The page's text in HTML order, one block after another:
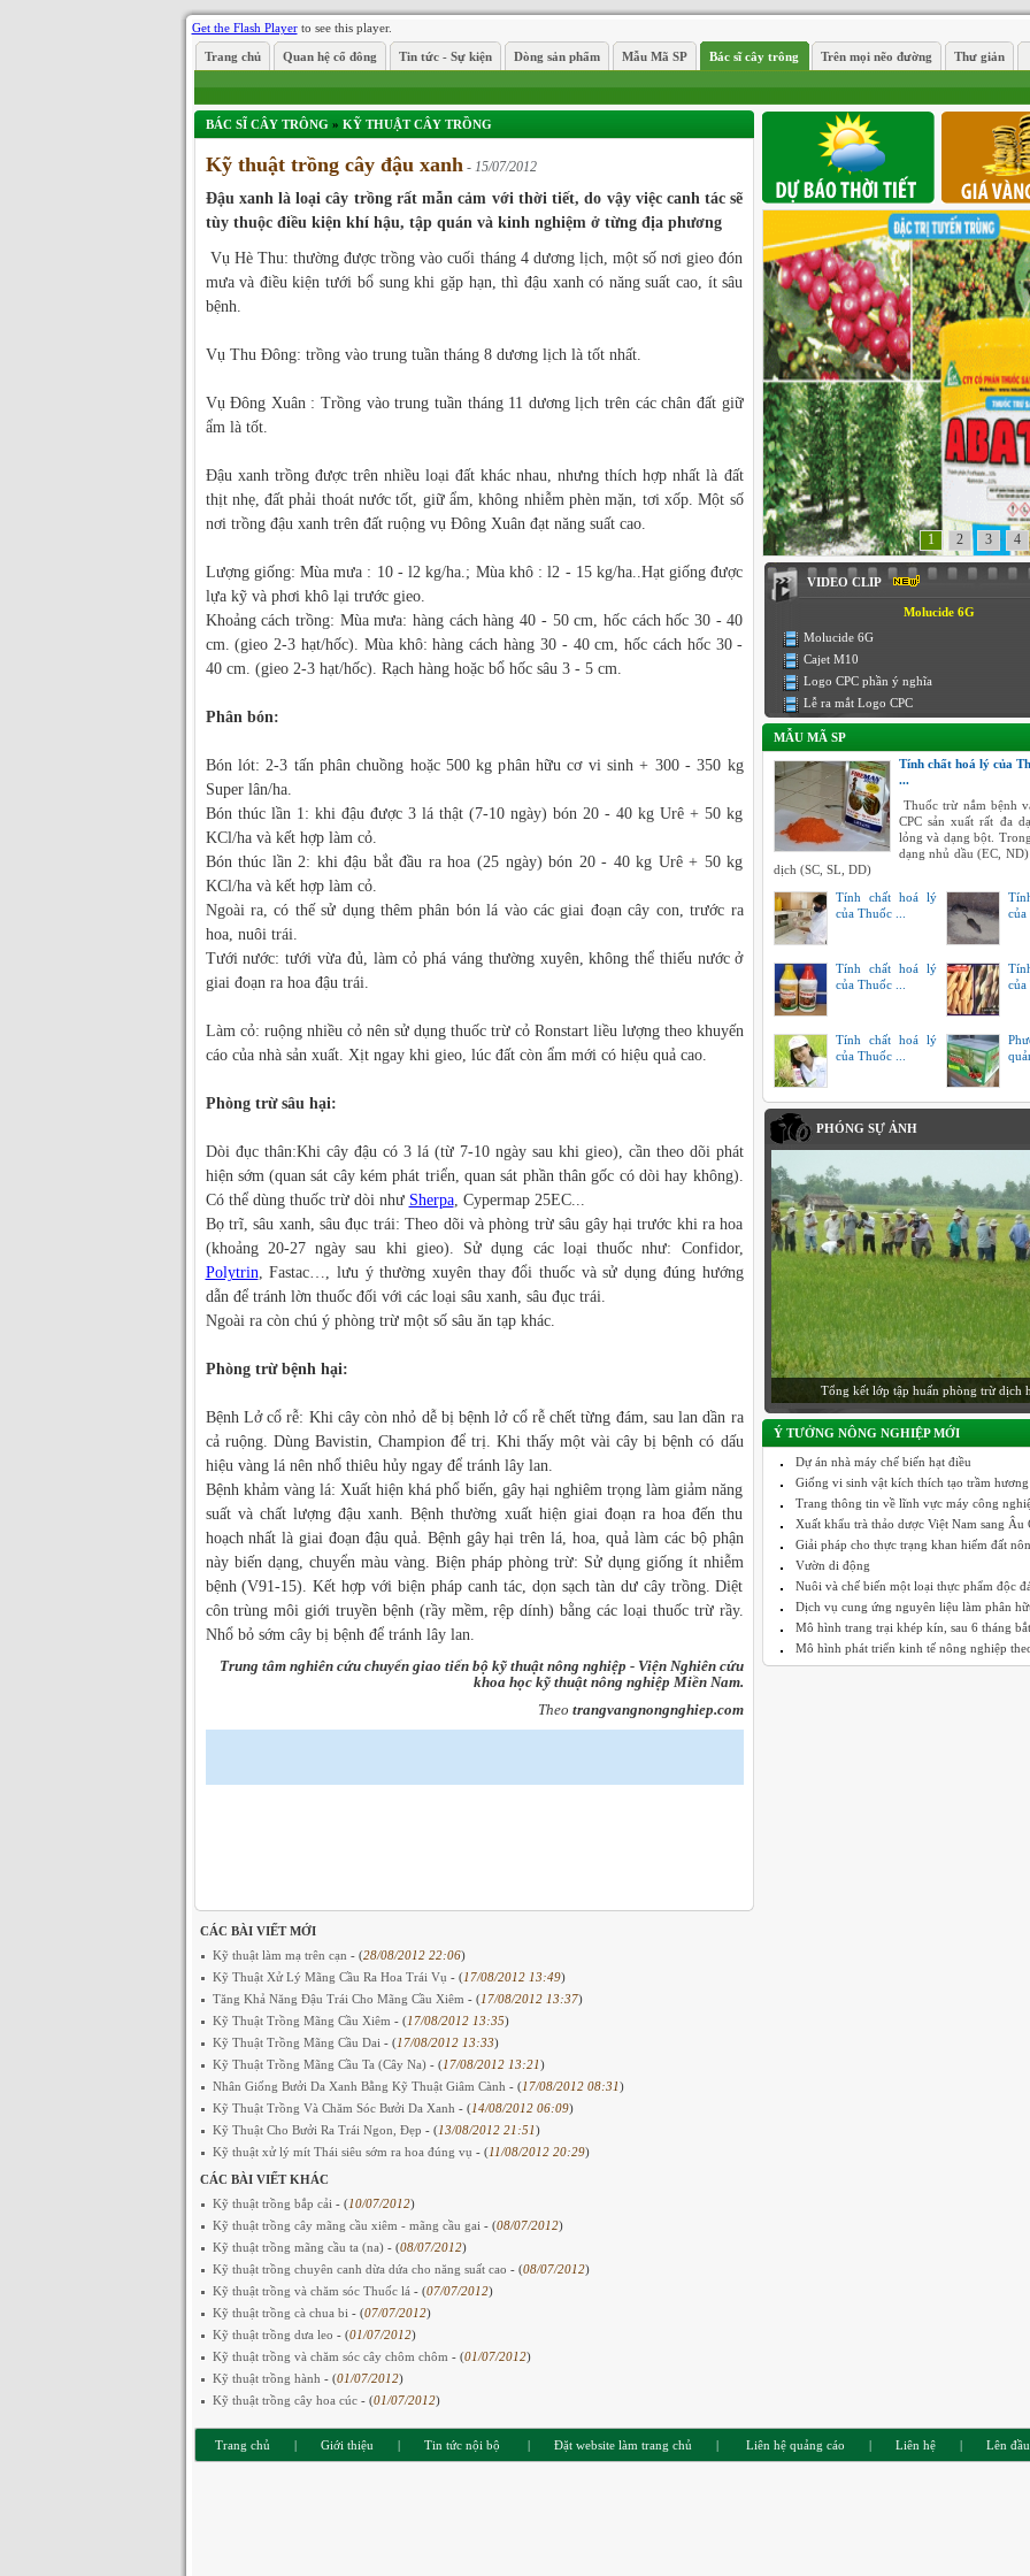
Get the Flash Playerto see this player.
Trang chủ Quan hệ cổ đông Tin tức - Sự kiện Dòng sản phẩm Mẫu Mã SP Bác sĩ cây trông Trên mọi nẽo đường Thư giản
BÁC SĨ CÂY TRÔNG » KỸ THUẬT CÂY TRỒNG
Kỹ thuật trồng cây đậu xanh- 15/07/2012
Đậu xanh là loại cây trồng rất mẫn cảm với thời tiết, do vậy việc canh tác sẽ
tùy thuộc điều kiện khí hậu, tập quán và kinh nghiệm ở từng địa phương
Vụ Hè Thu: thường được trồng vào cuối tháng 4 dương lịch, một số nơi gieo đón
mưa và điều kiện tưới bổ sung khi gặp hạn, thì đậu xanh có năng suất cao, ít sâu
bệnh.
Vụ Thu Đông: trồng vào trung tuần tháng 8 dương lịch là tốt nhất.
Vụ Đông Xuân : Trồng vào trung tuần tháng 11 dương lịch trên các chân đất giữ
ẩm là tốt.
Đậu xanh trồng được trên nhiều loại đất khác nhau, nhưng thích hợp nhất là đất
thịt nhẹ, đất phải thoát nước tốt, giữ ẩm, không nhiễm phèn mặn, tơi xốp. Một số
nơi trồng đậu xanh trên đất ruộng vụ Đông Xuân đạt năng suất cao.
Lượng giống: Mùa mưa : 10 - l2 kg/ha.; Mùa khô : l2 - 15 kg/ha..Hạt giống được
lựa kỹ và phơi khô lại trước gieo.
Khoảng cách trồng: Mùa mưa: hàng cách hàng 40 - 50 cm, hốc cách hốc 30 - 40
cm. (gieo 2-3 hạt/hốc). Mùa khô: hàng cách hàng 30 - 40 cm, hốc cách hốc 30 -
40 cm. (gieo 2-3 hạt/hốc). Rạch hàng hoặc bổ hốc sâu 3 - 5 cm.
Phân bón:
Bón lót: 2-3 tấn phân chuồng hoặc 500 kg phân hữu cơ vi sinh + 300 - 350 kg
Super lân/ha.
Bón thúc lần 1: khi đậu được 3 lá thật (7-10 ngày) bón 20 - 40 kg Urê + 50 kg
KCl/ha và kết hợp làm cỏ.
Bón thúc lần 2: khi đậu bắt đầu ra hoa (25 ngày) bón 20 - 40 kg Urê + 50 kg
KCl/ha và kết hợp làm cỏ.
Ngoài ra, có thế sử dụng thêm phân bón lá vào các giai đoạn cây con, trước ra
hoa, nuôi trái.
Tưới nước: tưới vừa đủ, làm cỏ phá váng thường xuyên, không thể thiếu nước ở
giai đoạn ra hoa đậu trái.
Làm cỏ: ruộng nhiều cỏ nên sử dụng thuốc trừ cỏ Ronstart liều lượng theo khuyến
cáo của nhà sản xuất. Xịt ngay khi gieo, lúc đất còn ẩm mới có hiệu quả cao.
Phòng trừ sâu hại:
Dòi đục thân:Khi cây đậu có 3 lá (từ 7-10 ngày sau khi gieo), cần theo dõi phát
hiện sớm (quan sát cây kém phát triển, quan sát phần thân gốc có dòi hay không).
Có thể dùng thuốc trừ dòi như Sherpa, Cypermap 25EC...
Bọ trĩ, sâu xanh, sâu đục trái: Theo dõi và phòng trừ sâu gây hại trước khi ra hoa
(khoảng 20-27 ngày sau khi gieo). Sử dụng các loại thuốc như: Confidor,
Polytrin, Fastac…, lưu ý thường xuyên thay đổi thuốc và sử dụng đúng hướng
dẫn để tránh lờn thuốc đối với các loại sâu xanh, sâu đục trái.
Ngoài ra còn chú ý phòng trừ một số sâu ăn tạp khác.
Phòng trừ bệnh hại:
Bệnh Lở cổ rễ: Khi cây còn nhỏ dễ bị bệnh lở cổ rễ chết từng đám, sau lan dần ra
cả ruộng. Dùng Bavistin, Champion để trị. Khi thấy một vài cây bị bệnh có dấu
hiệu vàng lá nên nhổ thiêu hủy ngay để tránh lây lan.
Bệnh khảm vàng lá: Xuất hiện khá phổ biến, gây hại nghiêm trọng làm giảm năng
suất và chất lượng đậu xanh. Bệnh thường xuất hiện giai đoạn ra hoa đến thu
hoạch nhất là giai đoạn đậu quả. Bệnh gây hại trên lá, hoa, quả làm các bộ phận
này biến dạng, chuyển màu vàng. Biện pháp phòng trừ: Sử dụng giống ít nhiễm
bệnh (V91-15). Kết hợp với biện pháp canh tác, dọn sạch tàn dư cây trồng. Diệt
côn trùng môi giới truyền bệnh (rầy mềm, rệp dính) bằng các loại thuốc trừ rầy.
Nhổ bỏ sớm cây bị bệnh để tránh lây lan.
Trung tâm nghiên cứu chuyển giao tiến bộ kỹ thuật nông nghiệp - Viện Nghiên cứu
khoa học kỹ thuật nông nghiệp Miền Nam.
Theo trangvangnongnghiep.com
CÁC BÀI VIẾT MỚI
Kỹ thuật làm mạ trên cạn - (28/08/2012 22:06)
Kỹ Thuật Xử Lý Mãng Cầu Ra Hoa Trái Vụ - (17/08/2012 13:49)
Tăng Khả Năng Đậu Trái Cho Mãng Cầu Xiêm - (17/08/2012 13:37)
Kỹ Thuật Trồng Mãng Cầu Xiêm - (17/08/2012 13:35)
Kỹ Thuật Trồng Mãng Cầu Dai - (17/08/2012 13:33)
Kỹ Thuật Trồng Mãng Cầu Ta (Cây Na) - (17/08/2012 13:21)
Nhân Giống Bưởi Da Xanh Bằng Kỹ Thuật Giâm Cành - (17/08/2012 08:31)
Kỹ Thuật Trồng Và Chăm Sóc Bưởi Da Xanh - (14/08/2012 06:09)
Kỹ Thuật Cho Bưởi Ra Trái Ngon, Đẹp - (13/08/2012 21:51)
Kỹ thuật xử lý mít Thái siêu sớm ra hoa đúng vụ - (11/08/2012 20:29)
CÁC BÀI VIẾT KHÁC
Kỹ thuật trồng bắp cải - (10/07/2012)
Kỹ thuật trồng cây mãng cầu xiêm - mãng cầu gai - (08/07/2012)
Kỹ thuật trồng mãng cầu ta (na) - (08/07/2012)
Kỹ thuật trồng chuyên canh dừa dứa cho năng suất cao - (08/07/2012)
Kỹ thuật trồng và chăm sóc Thuốc lá - (07/07/2012)
Kỹ thuật trồng cà chua bi - (07/07/2012)
Kỹ thuật trồng dưa leo - (01/07/2012)
Kỹ thuật trồng và chăm sóc cây chôm chôm - (01/07/2012)
Kỹ thuật trồng hành - (01/07/2012)
Kỹ thuật trồng cây hoa cúc - (01/07/2012)
1 2 3 4
VIDEO CLIP
Molucide 6G
Molucide 6G
Cajet M10
Logo CPC phần ý nghĩa
Lễ ra mắt Logo CPC
MẪU MÃ SP
Tính chất hoá lý của
...
Thuốc trừ nắm bệnh
CPC sản xuất rất đa
lỏng và dạng bột.
dạng nhủ dầu (EC,
dịch (SC, SL, DD)
Tính chất hoá lý
của Thuốc ...
của
Tính chất hoá lý
của Thuốc ...
của
Tính chất hoá lý
của Thuốc ...
PHÓNG SỰ ẢNH
Tổng kết lớp tập huấn phòng trừ dịch
Ý TƯỞNG NÔNG NGHIỆP MỚI
Dự án nhà máy chế biến hạt điều
Giống vi sinh vật kích thích tạo trầm hương
Trang thông tin về lĩnh vực máy công
Xuất khẩu trà thảo dược Việt Nam sang Âu
Giải pháp cho thực trạng khan hiếm đất
Vườn di động
Nuôi và chế biến một loại thực phẩm độc
Dịch vụ cung ứng nguyên liệu làm phân
Mô hình trang trại khép kín, sau 6 tháng bắt
Mô hình phát triển kinh tế nông nghiệp
Trang chủ | Giới thiệu | Tin tức nội bộ | Đặt website làm trang chủ | Liên hệ quảng cáo | Liên hệ | Lên